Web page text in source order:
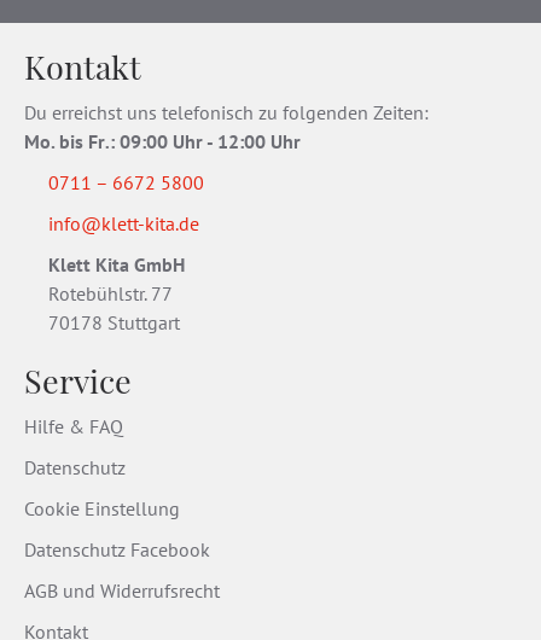
Kontakt
Du erreichst uns telefonisch zu folgenden Zeiten:
Mo. bis Fr.: 09:00 Uhr - 12:00 Uhr
0711 – 6672 5800
info@klett-kita.de
Klett Kita GmbH
Rotebühlstr. 77
70178 Stuttgart
Service
Hilfe & FAQ
Datenschutz
Cookie Einstellung
Datenschutz Facebook
AGB und Widerrufsrecht
Kontakt